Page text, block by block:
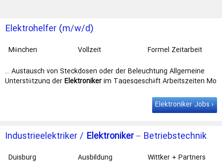
Elektrohelfer (m/w/d)
München Vollzeit
Formel Zeitarbeit
… Austausch von Steckdosen oder der Beleuchtung Allgemeine
Unterstützung derElektronikerim Tagesgeschäft Arbeitszeiten Mo
Elektroniker Jobs
Industrieelektriker / Elektroniker– Betriebstechnik
Duisburg Ausbildung
Wittker + Partners